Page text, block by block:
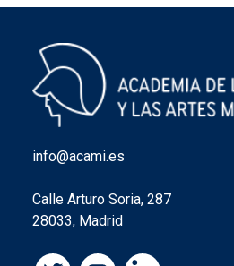
info@acami.es
Calle Arturo Soria, 287
28033, Madrid